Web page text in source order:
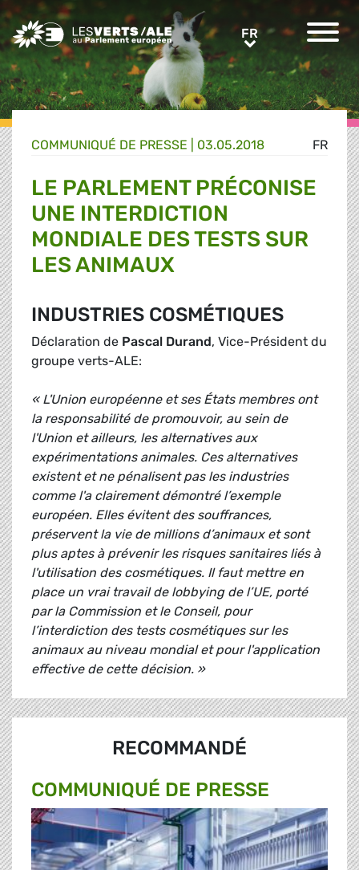
Greens/EFA Home FRFR
FR
COMMUNIQUÉ DE PRESSE 03.05.2018
LE PARLEMENT PRÉCONISE
UNE INTERDICTION
MONDIALE DES TESTS SUR
LES ANIMAUX
INDUSTRIES COSMÉTIQUES
Déclaration de Pascal Durand, Vice-Président du
groupe verts-ALE:
« L'Union européenne et ses États membres ont
la responsabilité de promouvoir, au sein de
l'Union et ailleurs, les alternatives aux
expérimentations animales. Ces alternatives
existent et ne pénalisent pas les industries
comme l'a clairement démontré l’exemple
européen. Elles évitent des souffrances,
préservent la vie de millions d’animaux et sont
plus aptes à prévenir les risques sanitaires liés à
l'utilisation des cosmétiques. Il faut mettre en
place un vrai travail de lobbying de l’UE, porté
par la Commission et le Conseil, pour
l’interdiction des tests cosmétiques sur les
animaux au niveau mondial et pour l'application
effective de cette décision. »
RECOMMANDÉ
COMMUNIQUÉ DE PRESSE